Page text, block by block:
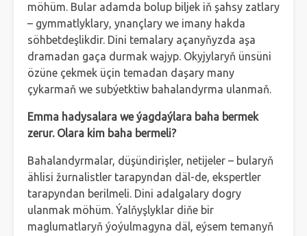
möhüm. Bular adamda bolup biljek iň şahsy zatlary
– gymmatlyklary, ynançlary we imany hakda
söhbetdeşlikdir. Dini temalary açanyňyzda aşa
dramadan gaça durmak wajyp. Okyjylaryň ünsüni
özüne çekmek üçin temadan daşary many
çykarmaň we subýetktiw bahalandyrma ulanmaň.
Emma hadysalara we ýagdaýlara baha bermek
zerur. Olara kim baha bermeli?
Bahalandyrmalar, düşündirişler, netijeler – bularyň
ählisi žurnalistler tarapyndan däl-de, ekspertler
tarapyndan berilmeli. Dini adalgalary dogry
ulanmak möhüm. Ýalňyşlyklar diňe bir
maglumatlaryň ýoýulmagyna däl, eýsem temanyň